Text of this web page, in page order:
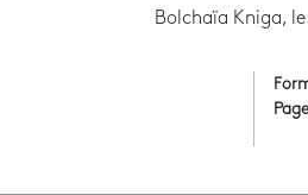
Bolchaïa Kniga,